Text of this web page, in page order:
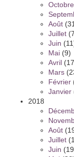
Octobre
Août
Juillet
Juin
Mai (9)
Avril
Mars
Février
Janvier
2018
Août
Juillet
Juin